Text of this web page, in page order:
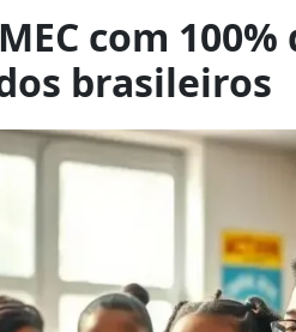
com 100%
brasileiros